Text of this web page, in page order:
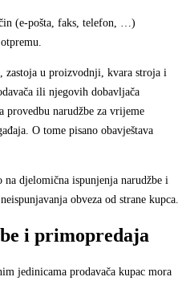
(e-pošta, faks, telefon, …)
zastoja u proizvodnji, kvara stroja i
ili njegovih dobavljača
provedbu narudžbe za vrijeme
O tome pisano obavještava
djelomična ispunjenja narudžbe i
obveza od strane kupca.
i primopredaja
jedinicama prodavača kupac mora